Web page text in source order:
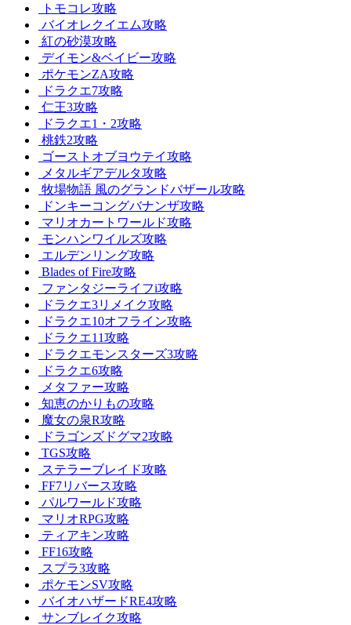
トモコレ攻略
バイオレクイエム攻略
紅の砂漠攻略
デイモン&ベイビー攻略
ポケモンZA攻略
ドラクエ7攻略
仁王3攻略
ドラクエ1・2攻略
桃鉄2攻略
ゴーストオブヨウテイ攻略
メタルギアデルタ攻略
牧場物語 風のグランドバザール攻略
ドンキーコングバナンザ攻略
マリオカートワールド攻略
モンハンワイルズ攻略
エルデンリング攻略
Blades of Fire攻略
ファンタジーライフi攻略
ドラクエ3リメイク攻略
ドラクエ10オフライン攻略
ドラクエ11攻略
ドラクエモンスターズ3攻略
ドラクエ6攻略
メタファー攻略
知恵のかりもの攻略
魔女の泉R攻略
ドラゴンズドグマ2攻略
TGS攻略
ステラーブレイド攻略
FF7リバース攻略
パルワールド攻略
マリオRPG攻略
ティアキン攻略
FF16攻略
スプラ3攻略
ポケモンSV攻略
バイオハザードRE4攻略
サンブレイク攻略